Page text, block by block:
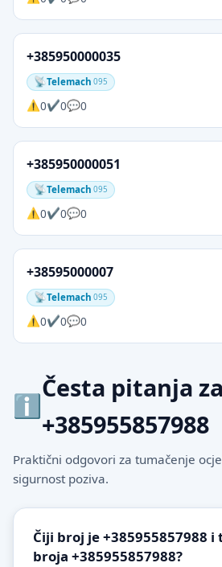
+385950000035
Telemach 095
0 0 0
+385950000051
Telemach 095
0 0 0
+38595000007
Telemach 095
0 0 0
Česta pitanja
+385955857988
Praktični odgovori za tumačenje
sigurnost poziva.
Čiji broj je +385955857988 i
broja +385955857988?